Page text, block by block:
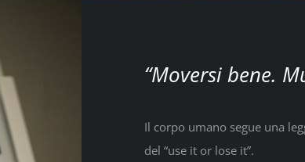
“Moversi bene.
Il corpo umano segue una
del “use it or lose it”.